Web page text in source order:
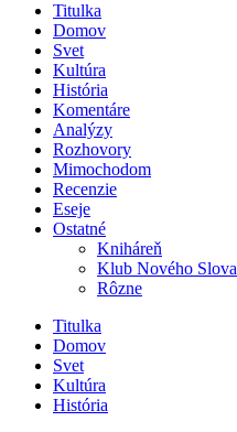
Titulka
Domov
Svet
Kultúra
História
Komentáre
Analýzy
Rozhovory
Mimochodom
Recenzie
Eseje
Ostatné
Kniháreň
Klub Nového Slova
Rôzne
Titulka
Domov
Svet
Kultúra
História